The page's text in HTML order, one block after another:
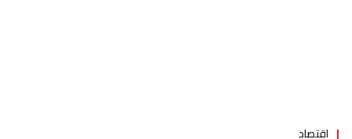
اقتصاد